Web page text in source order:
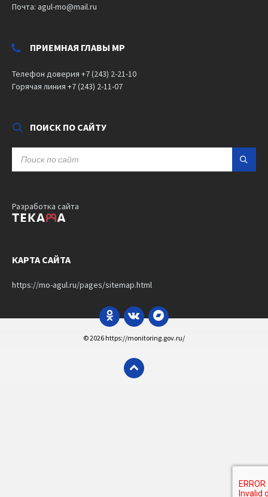
Почта: agul-mo@mail.ru
ПРИЕМНАЯ ГЛАВЫ МР
Телефон доверия +7 (243) 2-21-10
Горячая линия +7 (243) 2-11-07
ПОИСК ПО САЙТУ
Разработка сайта
КАРТА САЙТА
https://mo-agul.ru/pages/sitemap.html
Odnoklassniki
VK Bandcamp
© 2026 https://monitoring.gov.ru/